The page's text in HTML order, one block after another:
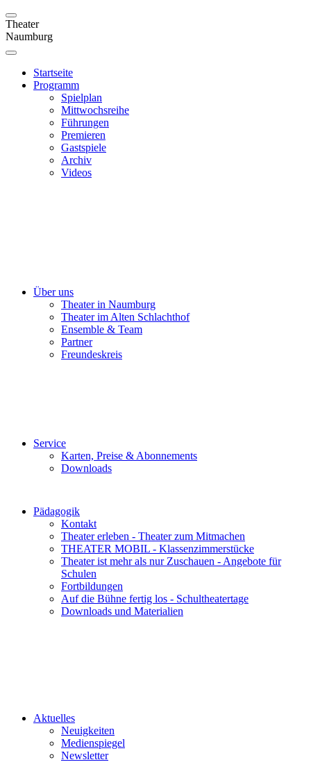
Theater
Naumburg
Startseite
Programm
Spielplan
Mittwochsreihe
Führungen
Premieren
Gastspiele
Archiv
Videos
Über uns
Theater in Naumburg
Theater im Alten Schlachthof
Ensemble & Team
Partner
Freundeskreis
Service
Karten, Preise & Abonnements
Downloads
Pädagogik
Kontakt
Theater erleben - Theater zum Mitmachen
THEATER MOBIL - Klassenzimmerstücke
Theater ist mehr als nur Zuschauen - Angebote für
Schulen
Fortbildungen
Auf die Bühne fertig los - Schultheatertage
Downloads und Materialien
Aktuelles
Neuigkeiten
Medienspiegel
Newsletter